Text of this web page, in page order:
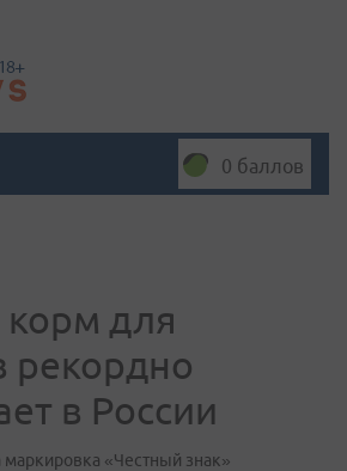
0 баллов
для
рекордно
в России
маркировка «Честный знак»